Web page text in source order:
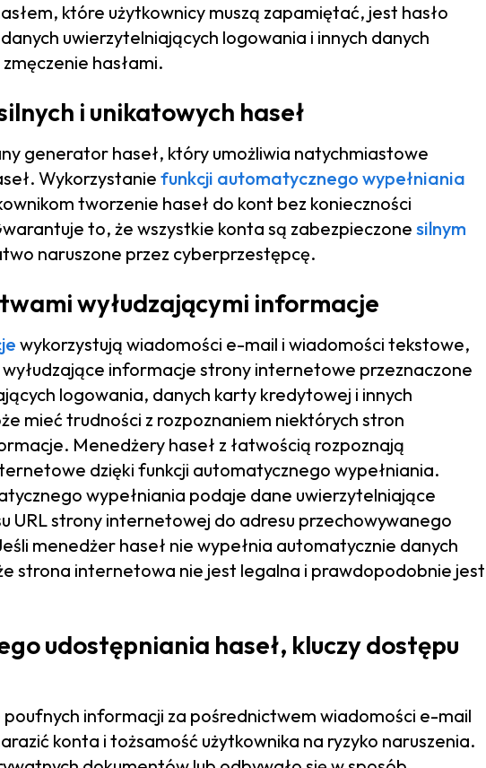
które użytkownicy muszą zapamiętać, jest hasło
uwierzytelniających logowania i innych danych
hasłami.
i unikatowych haseł
generator haseł, który umożliwia natychmiastowe
Wykorzystanie funkcji automatycznego wypełniania
tworzenie haseł do kont bez konieczności
to, że wszystkie konta są zabezpieczone silnym
naruszone przez cyberprzestępcę.
wyłudzającymi informacje
wykorzystują wiadomości e-mail i wiadomości tekstowe,
informacje strony internetowe przeznaczone
logowania, danych karty kredytowej i innych
mieć trudności z rozpoznaniem niektórych stron
Menedżery haseł z łatwością rozpoznają
dzięki funkcji automatycznego wypełniania.
wypełniania podaje dane uwierzytelniające
URL strony internetowej do adresu przechowywanego
menedżer haseł nie wypełnia automatycznie danych
strona internetowa nie jest legalna i prawdopodobnie jest
udostępniania haseł, kluczy dostępu
informacji za pośrednictwem wiadomości e-mail
konta i tożsamość użytkownika na ryzyko naruszenia.